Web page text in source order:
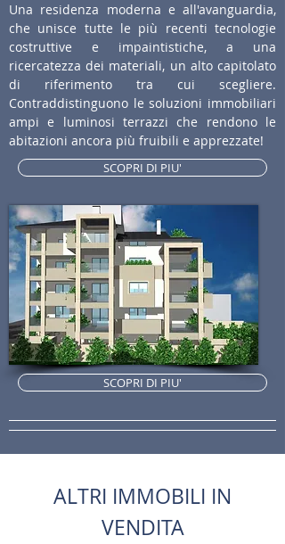
Una residenza moderna e all'avanguardia,
che unisce tutte le più recenti tecnologie
costruttive e impaintistiche, a una
ricercatezza dei materiali, un alto capitolato
di riferimento tra cui scegliere.
Contraddistinguono le soluzioni immobiliari
ampi e luminosi terrazzi che rendono le
abitazioni ancora più fruibili e apprezzate!
SCOPRI DI PIU'
SCOPRI DI PIU'
ALTRI IMMOBILI IN
VENDITA